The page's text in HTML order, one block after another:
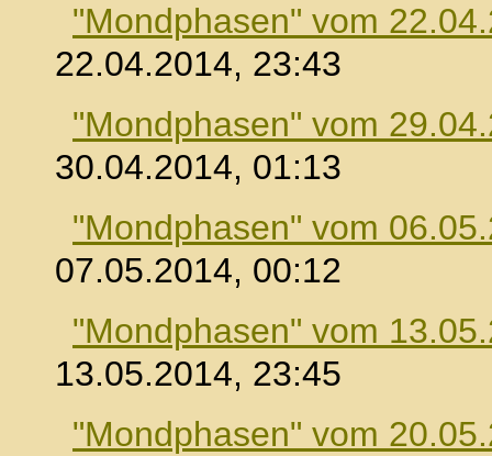
"Mondphasen" vom
22.04.2014, 23:43
"Mondphasen" vom
30.04.2014, 01:13
"Mondphasen" vom
07.05.2014, 00:12
"Mondphasen" vom
13.05.2014, 23:45
"Mondphasen" vom